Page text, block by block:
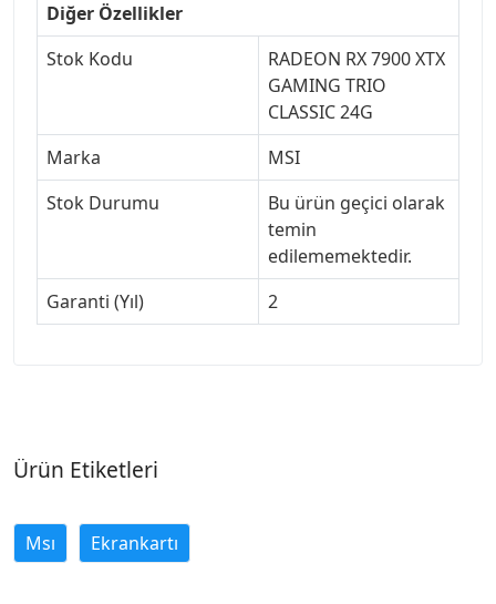
Diğer Özellikler
Stok Kodu
RADEON RX 7900 XTX
GAMING TRIO
CLASSIC 24G
Marka
MSI
Stok Durumu
Bu ürün geçici olarak
temin
edilememektedir.
Garanti (Yıl)
2
Ürün Etiketleri
Msı Ekrankartı